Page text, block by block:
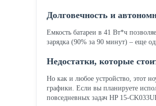
Долговечность и
Емкость батареи в 41 Вт*ч
зарядка (90% за 90 минут) – еще
Недостатки, которые
Но как и любое устройство, этот
графики. Если вы планируете
повседневных задач HP 15-